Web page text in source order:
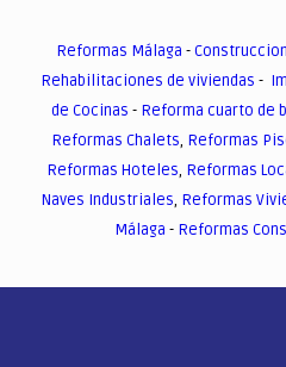
Reformas Málaga -
Rehabilitaciones de viviendas -
de Cocinas - Reforma cuarto de
Reformas Chalets, Reformas
Reformas Hoteles, Reformas
Naves Industriales, Reformas
Málaga - Reformas